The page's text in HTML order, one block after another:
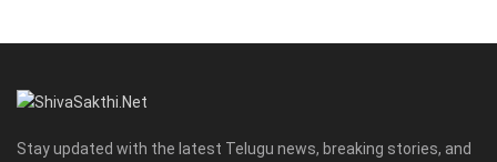
Stay updated with the latest Telugu news, breaking stories, and